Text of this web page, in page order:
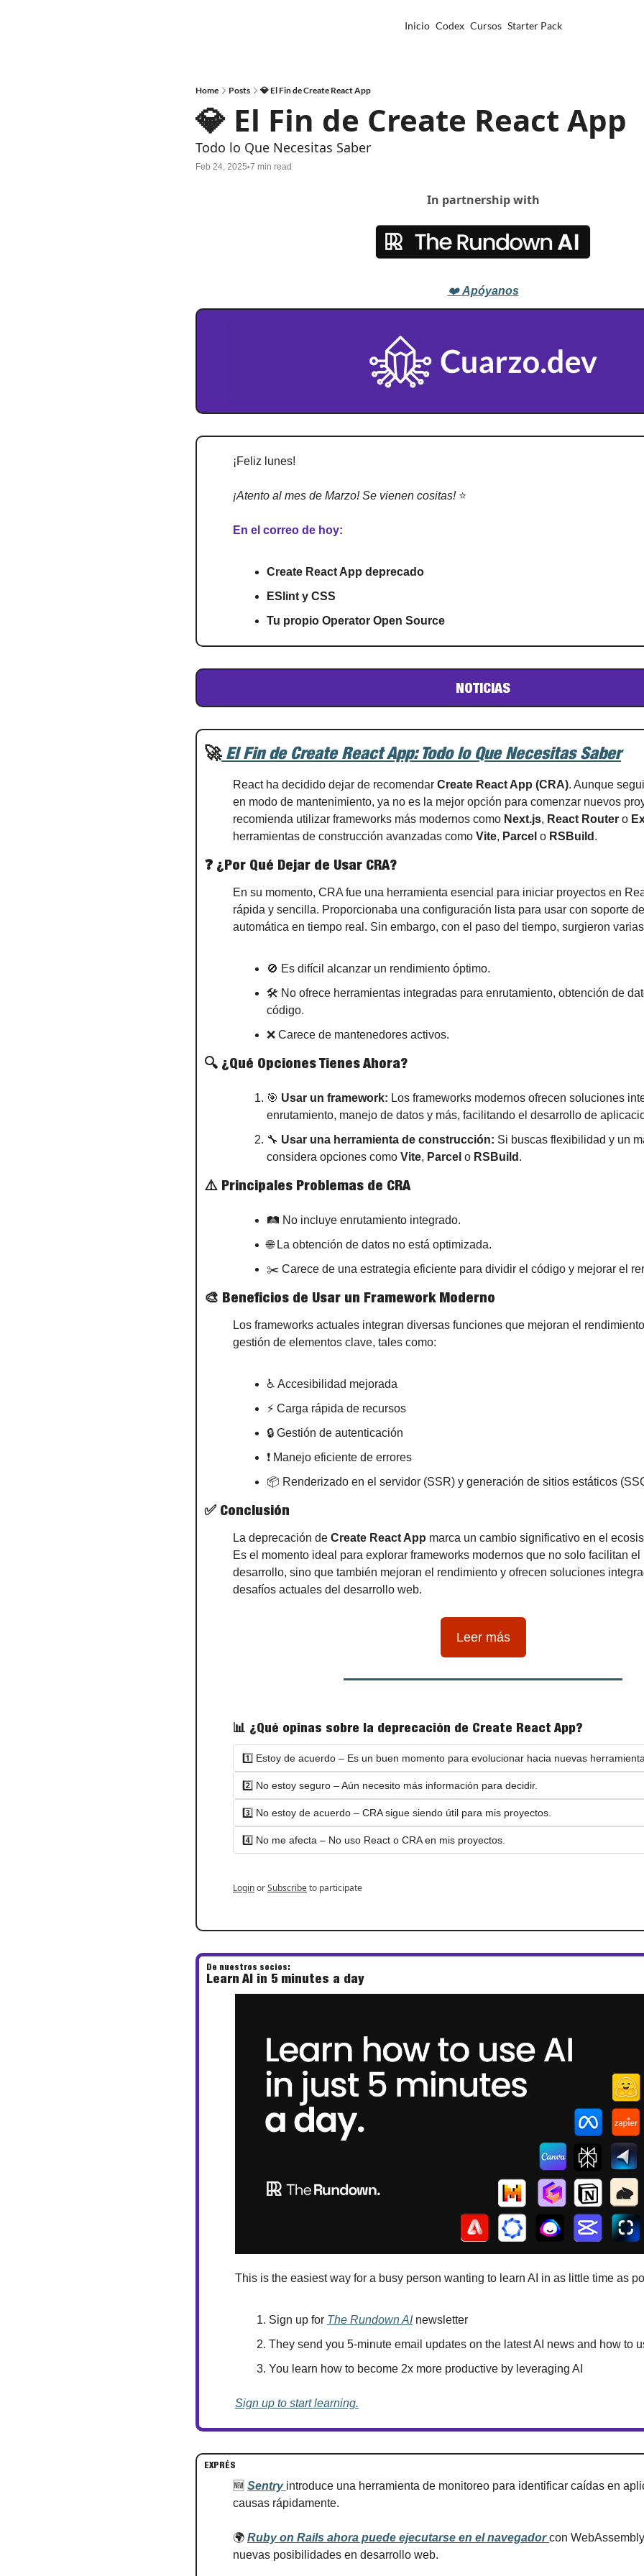
Inicio Codex Cursos Starter Pack
Home Posts 💎 El Fin de Create React App
💎 El Fin de Create React App
Todo lo Que Necesitas Saber
Feb 24, 2025•7 min read
In partnership with
❤️ Apóyanos
¡Feliz lunes!
¡Atento al mes de Marzo! Se vienen cositas! ⭐
En el correo de hoy:
Create React App deprecado
ESlint y CSS
Tu propio Operator Open Source
NOTICIAS
🚀 El Fin de Create React App: Todo lo Que Necesitas Saber
React ha decidido dejar de recomendar Create React App (CRA). Aunque
en modo de mantenimiento, ya no es la mejor opción para comenzar nuevos
recomienda utilizar frameworks más modernos como Next.js, React Router o
herramientas de construcción avanzadas como Vite, Parcel o RSBuild .
❓ ¿Por Qué Dejar de Usar CRA?
En su momento, CRA fue una herramienta esencial para iniciar proyectos en
rápida y sencilla. Proporcionaba una configuración lista para usar con soporte
automática en tiempo real. Sin embargo, con el paso del tiempo, surgieron
🚫 Es difícil alcanzar un rendimiento óptimo.
🛠️ No ofrece herramientas integradas para enrutamiento, obtención de
código.
❌ Carece de mantenedores activos.
🔍 ¿Qué Opciones Tienes Ahora?
🎯 Usar un framework: Los frameworks modernos ofrecen soluciones
enrutamiento, manejo de datos y más, facilitando el desarrollo de
🔧 Usar una herramienta de construcción: Si buscas flexibilidad y un
considera opciones como Vite, Parcel o RSBuild .
⚠️ Principales Problemas de CRA
🛤️ No incluye enrutamiento integrado.
🌐 La obtención de datos no está optimizada.
✂️ Carece de una estrategia eficiente para dividir el código y mejorar el
🎨 Beneficios de Usar un Framework Moderno
Los frameworks actuales integran diversas funciones que mejoran el
gestión de elementos clave, tales como:
♿ Accesibilidad mejorada
⚡ Carga rápida de recursos
🔒 Gestión de autenticación
❗ Manejo eficiente de errores
📦 Renderizado en el servidor (SSR) y generación de sitios estáticos
✅ Conclusión
La deprecación de Create React App marca un cambio significativo en el
Es el momento ideal para explorar frameworks modernos que no solo facilitan el
desarrollo, sino que también mejoran el rendimiento y ofrecen soluciones
desafíos actuales del desarrollo web.
Leer más
📊 ¿Qué opinas sobre la deprecación de Create React App?
1️⃣ Estoy de acuerdo – Es un buen momento para evolucionar hacia nuevas
2️⃣ No estoy seguro – Aún necesito más información para decidir.
3️⃣ No estoy de acuerdo – CRA sigue siendo útil para mis proyectos.
4️⃣ No me afecta – No uso React o CRA en mis proyectos.
LoginorSubscribeto participate
De nuestros socios:
Learn AI in 5 minutes a day
This is the easiest way for a busy person wanting to learn AI in as little time as
Sign up for The Rundown AI newsletter
They send you 5-minute email updates on the latest AI news and how to
You learn how to become 2x more productive by leveraging AI
Sign up to start learning.
EXPRÉS
🆕 Sentry introduce una herramienta de monitoreo para identificar caídas en
causas rápidamente.
🌍 Ruby on Rails ahora puede ejecutarse en el navegador con
nuevas posibilidades en desarrollo web.